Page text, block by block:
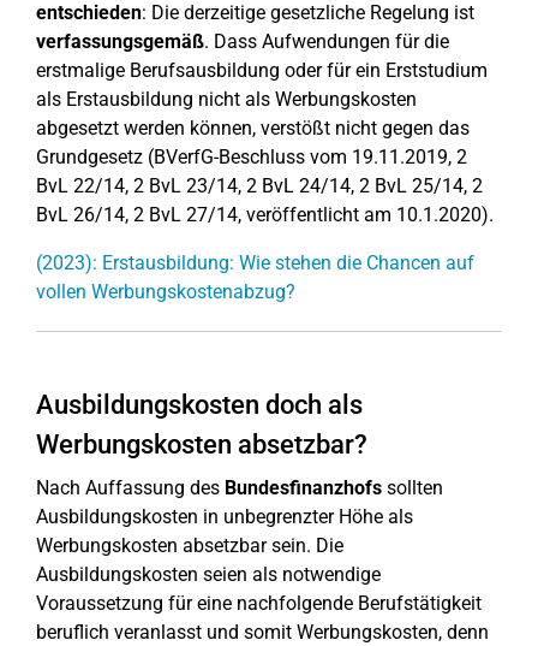
entschieden: Die derzeitige gesetzliche Regelung ist
verfassungsgemäß. Dass Aufwendungen für die
erstmalige Berufsausbildung oder für ein Erststudium
als Erstausbildung nicht als Werbungskosten
abgesetzt werden können, verstößt nicht gegen das
Grundgesetz (BVerfG-Beschluss vom 19.11.2019, 2
BvL 22/14, 2 BvL 23/14, 2 BvL 24/14, 2 BvL 25/14, 2
BvL 26/14, 2 BvL 27/14, veröffentlicht am 10.1.2020).
(2023): Erstausbildung: Wie stehen die Chancen auf
vollen Werbungskostenabzug?
Ausbildungskosten doch als
Werbungskosten absetzbar?
Nach Auffassung des Bundesfinanzhofs sollten
Ausbildungskosten in unbegrenzter Höhe als
Werbungskosten absetzbar sein. Die
Ausbildungskosten seien als notwendige
Voraussetzung für eine nachfolgende Berufstätigkeit
beruflich veranlasst und somit Werbungskosten, denn